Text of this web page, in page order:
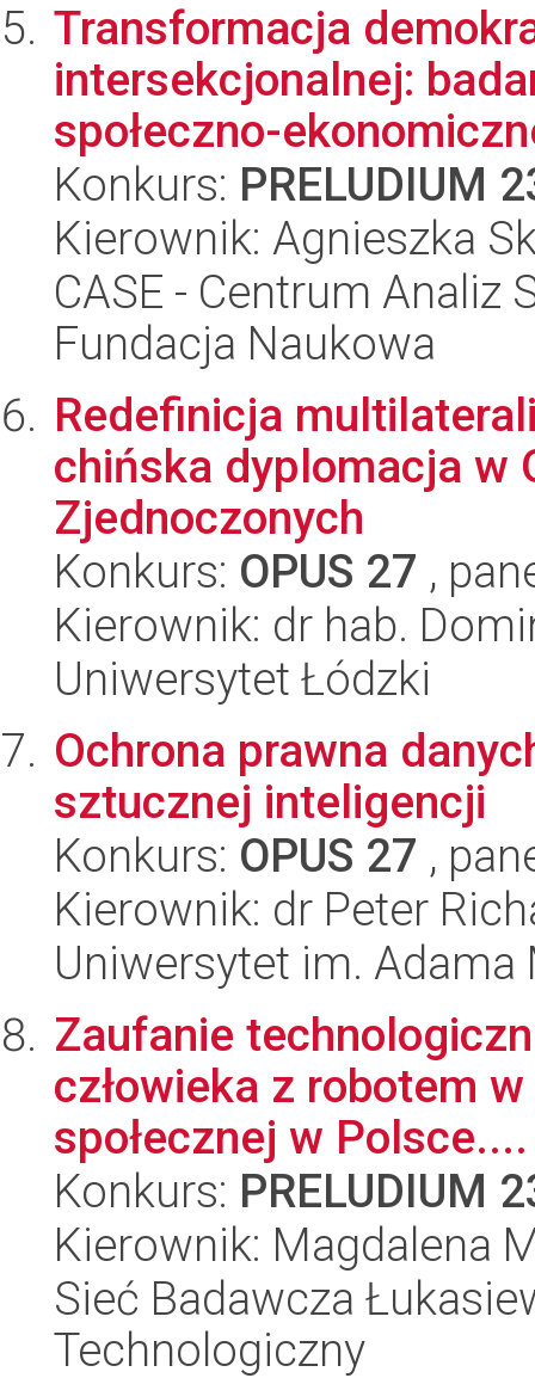
Transformacja
intersekcjonalnej:
społeczno-
Konkurs: PRELUDIUM
Kierownik: Agnieszka
CASE - Centrum Analiz
Fundacja Naukowa
Redefinicja
chińska dyplomacja w
Zjednoczonych
Konkurs: OPUS 27 ,
Kierownik: dr hab.
Uniwersytet Łódzki
Ochrona prawna
sztucznej inteligencji
Konkurs: OPUS 27 ,
Kierownik: dr Peter
Uniwersytet im.
Zaufanie
człowieka z robotem
społecznej w Polsce....
Konkurs: PRELUDIUM
Kierownik: Magdalena
Sieć Badawcza
Technologiczny